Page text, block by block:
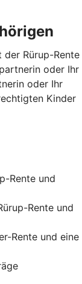
der Rürup-Rente
oder Ihr
oder Ihr
Kinder
Rente und
Rente und
Rente und eine